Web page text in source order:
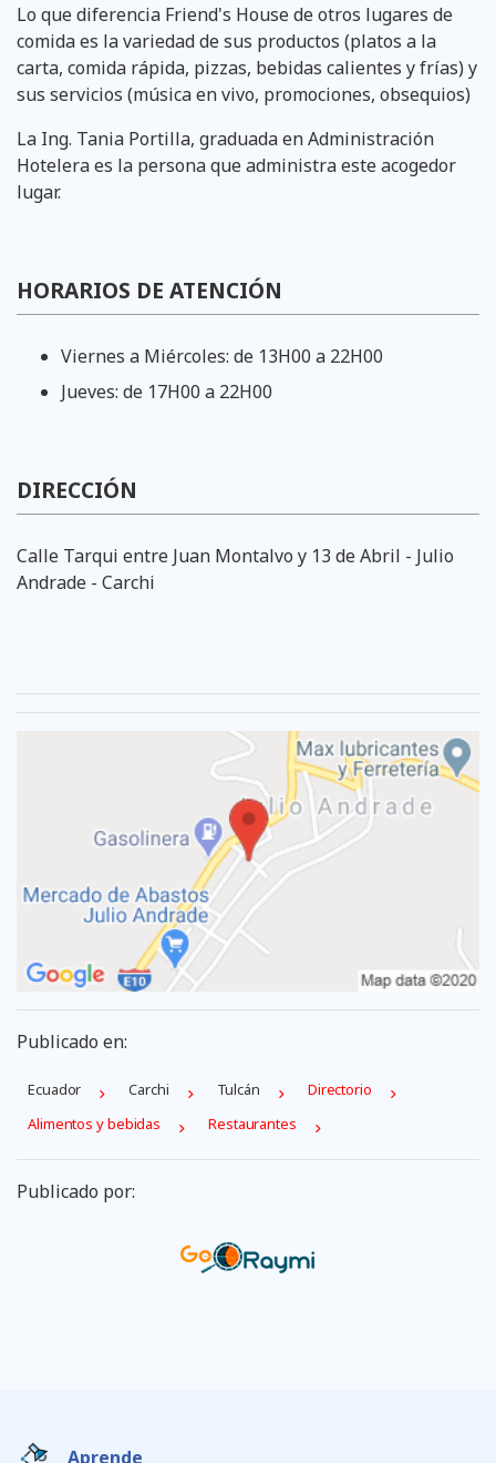
Lo que diferencia Friend's House de otros lugares de
comida es la variedad de sus productos (platos a la
carta, comida rápida, pizzas, bebidas calientes y frías) y
sus servicios (música en vivo, promociones, obsequios)
La Ing. Tania Portilla, graduada en Administración
Hotelera es la persona que administra este acogedor
lugar.
HORARIOS DE ATENCIÓN
Viernes a Miércoles: de 13H00 a 22H00
Jueves: de 17H00 a 22H00
DIRECCIÓN
Calle Tarqui entre Juan Montalvo y 13 de Abril - Julio
Andrade - Carchi
Publicado en:
Ecuador Carchi Tulcán
Directorio
Alimentos y bebidas
Restaurantes
Publicado por:
Aprende